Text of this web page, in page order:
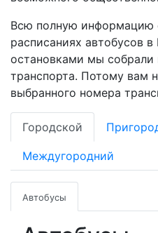
Всю полную информацию
расписаниях автобусов
остановками мы собрали
транспорта. Потому вам
выбранного номера
Городской
Междугородний
Автобусы